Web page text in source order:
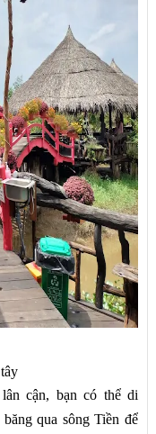
cận, bạn có thể di
qua sông Tiền để